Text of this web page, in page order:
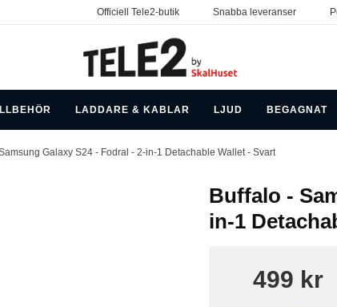
Officiell Tele2-butik Snabba leveranser
LADDARE & KABLAR LJUD BEGAGNAT
Galaxy S24 - Fodral - 2-in-1 Detachable Wallet - Svart
Buffalo -
in-1
499 kr